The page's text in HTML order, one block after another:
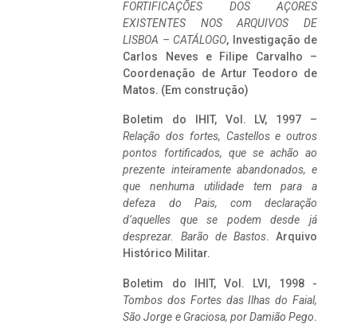
FORTIFICAÇÕES DOS AÇORES
EXISTENTES NOS ARQUIVOS DE
LISBOA – CATÁLOGO, Investigação de
Carlos Neves e Filipe Carvalho –
Coordenação de Artur Teodoro de
Matos. (Em construção)
Boletim do IHIT, Vol. LV, 1997 –
Relação dos fortes, Castellos e outros
pontos fortificados, que se achão ao
prezente inteiramente abandonados, e
que nenhuma utilidade tem para a
defeza do Pais, com declaração
d’aquelles que se podem desde já
desprezar. Barão de Bastos. Arquivo
Histórico Militar.
Boletim do IHIT, Vol. LVI, 1998 -
Tombos dos Fortes das Ilhas do Faial,
São Jorge e Graciosa, por Damião Pego.